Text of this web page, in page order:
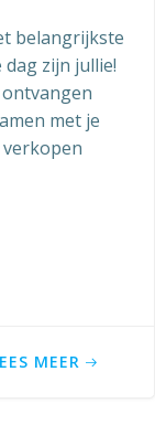
belangrijkste
zijn jullie!
met je
MEER